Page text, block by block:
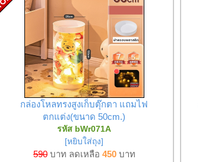
กล่องโหลทรงสูงเก็บตุ๊กตา แถมไฟ
ตกแต่ง(ขนาด 50cm.)
รหัส bWr071A
[หยิบใส่ถุง]
590บาท ลดเหลือ 450บาท